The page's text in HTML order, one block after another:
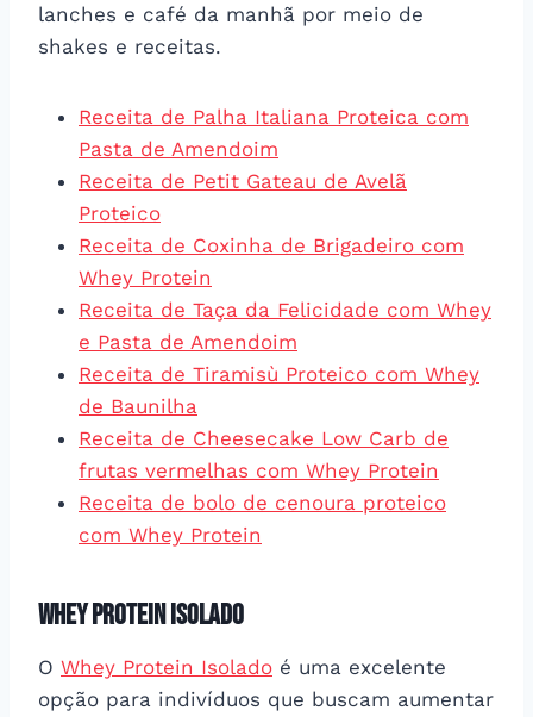
lanches e café da manhã por meio de
shakes e receitas.
Receita de Palha Italiana Proteica com
Pasta de Amendoim
Receita de Petit Gateau de Avelã
Proteico
Receita de Coxinha de Brigadeiro com
Whey Protein
Receita de Taça da Felicidade com Whey
e Pasta de Amendoim
Receita de Tiramisù Proteico com Whey
de Baunilha
Receita de Cheesecake Low Carb de
frutas vermelhas com Whey Protein
Receita de bolo de cenoura proteico
com Whey Protein
Whey Protein Isolado
O Whey Protein Isolado é uma excelente
opção para indivíduos que buscam aumentar